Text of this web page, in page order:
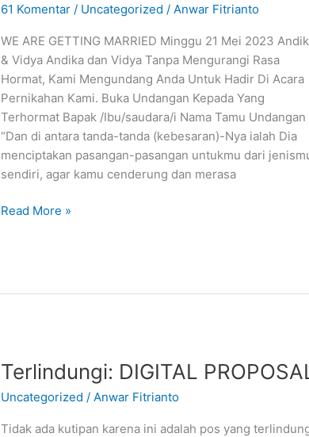
61 Komentar / Uncategorized /Anwar Fitrianto
WE ARE GETTING MARRIED Minggu 21 Mei 2023
& Vidya Andika dan Vidya Tanpa Mengurangi Rasa
Hormat, Kami Mengundang Anda Untuk Hadir Di Acara
Pernikahan Kami. Buka Undangan Kepada Yang
Terhormat Bapak /Ibu/saudara/i Nama Tamu Undangan
“Dan di antara tanda-tanda (kebesaran)-Nya ialah Dia
menciptakan pasangan-pasangan untukmu dari
sendiri, agar kamu cenderung dan merasa
Vidya
Read More »
Terlindungi: DIGITAL
Uncategorized / Anwar Fitrianto
Tidak ada kutipan karena ini adalah pos yang
Terlindungi:
PROPOSAL